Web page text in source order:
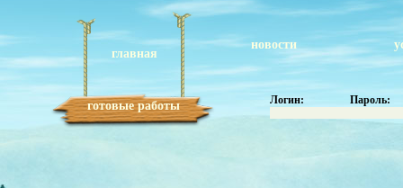
готовые работы
главная
новости
Логин: Пароль: